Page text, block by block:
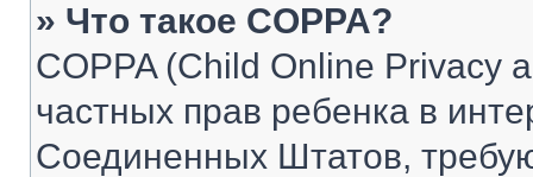
» Что такое COPPA?
COPPA (Child Online Privacy
частных прав ребенка в
Соединенных Штатов,